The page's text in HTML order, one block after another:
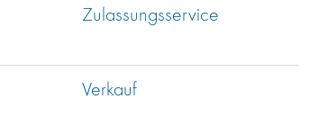
Zulassungsservice
Verkauf